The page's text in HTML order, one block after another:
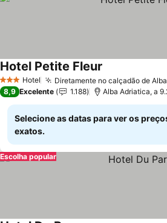
3 EstrelasHotel Diretamente no calçadão de
Hotel Petite Fleur
8,9 Excelente 1.188 Alba Adriatica, a
Selecione as datas para ver os
exatos.
Escolha popular